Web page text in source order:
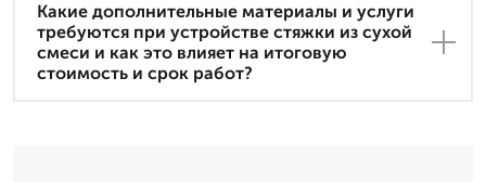
Какие дополнительные материалы и услуги
требуются при устройстве стяжки из сухой
смеси и как это влияет на итоговую
стоимость и срок работ?